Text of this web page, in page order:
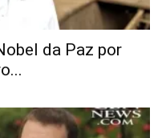
da Paz por